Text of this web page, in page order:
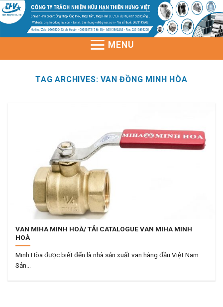
Skip
to
MENU
TAG ARCHIVES:VAN ĐỒNG MINH HÒA
VAN MIHA MINH HOÀ/ TẢI CATALOGUE VAN MIHA MINH
HOÀ
Minh Hòa được biết đến là nhà sản xuất van hàng đầu Việt Nam.
Sản...